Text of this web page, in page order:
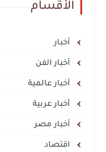
الأقسام
أخبار
أخبار الفن
أخبار عالمية
أخبار عربية
أخبار مصر
اقتصاد